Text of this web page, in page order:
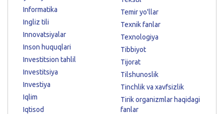
Informatika
Ingliz tili
Innovatsiyalar
Inson huquqlari
Investitsion tahlil
Investitsiya
Investiya
Iqlim
Iqtisod
Temir yo'llar
Texnik fanlar
Texnologiya
Tibbiyot
Tijorat
Tilshunoslik
Tinchlik va xavfsizlik
Tirik organizmlar haqidagi
fanlar